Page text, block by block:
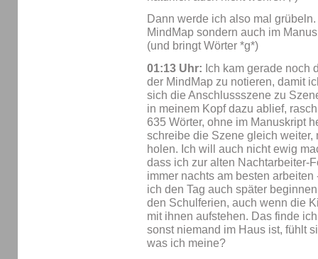
Dann werde ich also mal
MindMap sondern auch im
(und bringt Wörter *g*)
01:13 Uhr: Ich kam gerade noch
der MindMap zu notieren, damit
sich die Anschlussszene zu
in meinem Kopf dazu ablief,
635 Wörter, ohne im Manuskript
schreibe die Szene gleich weiter,
holen. Ich will auch nicht ewig
dass ich zur alten Nachtarbeiter-
immer nachts am besten
ich den Tag auch später
den Schulferien, auch wenn die
mit ihnen aufstehen. Das finde
sonst niemand im Haus ist, fühlt
was ich meine?